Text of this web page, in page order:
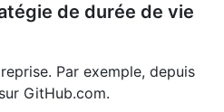
de durée de vie
Par exemple, depuis
sur GitHub.com.